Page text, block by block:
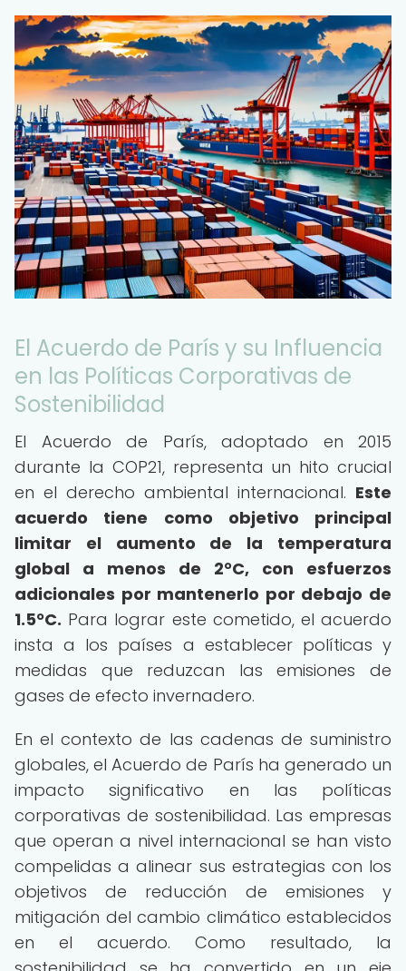
El Acuerdo de París y su Influencia
en las Políticas Corporativas de
Sostenibilidad
El Acuerdo de París, adoptado en 2015
durante la COP21, representa un hito crucial
en el derecho ambiental internacional. Este
acuerdo tiene como objetivo principal
limitar el aumento de la temperatura
global a menos de 2°C, con esfuerzos
adicionales por mantenerlo por debajo de
1.5°C. Para lograr este cometido, el acuerdo
insta a los países a establecer políticas y
medidas que reduzcan las emisiones de
gases de efecto invernadero.
En el contexto de las cadenas de suministro
globales, el Acuerdo de París ha generado un
impacto significativo en las políticas
corporativas de sostenibilidad. Las empresas
que operan a nivel internacional se han visto
compelidas a alinear sus estrategias con los
objetivos de reducción de emisiones y
mitigación del cambio climático establecidos
en el acuerdo. Como resultado, la